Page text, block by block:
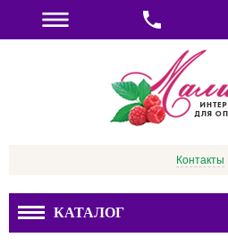
Контакты
КАТАЛОГ